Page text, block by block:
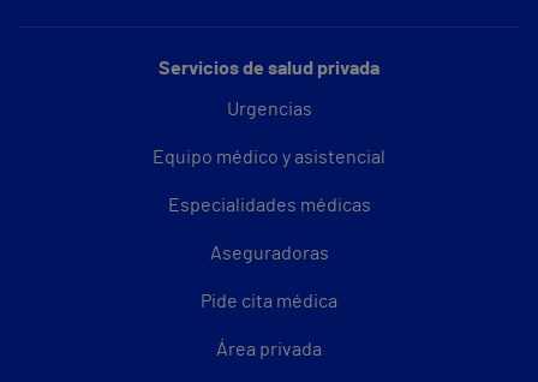
Servicios de salud privada
Urgencias
Equipo médico y asistencial
Especialidades médicas
Aseguradoras
Pide cita médica
Área privada